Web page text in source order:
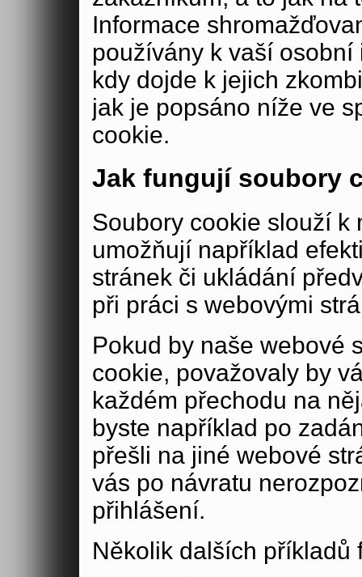
Informace
používány k vaší
kdy dojde k jejich
jak je popsáno níže ve
cookie.
Jak fungují soubory
Soubory cookie slouží k
umožňují například
stránek či ukládání
při práci s webovými
Pokud by naše webové
cookie, považovaly by
každém přechodu na
byste například po
přešli na jiné webové
vás po návratu
přihlášení.
Několik dalších příkladů